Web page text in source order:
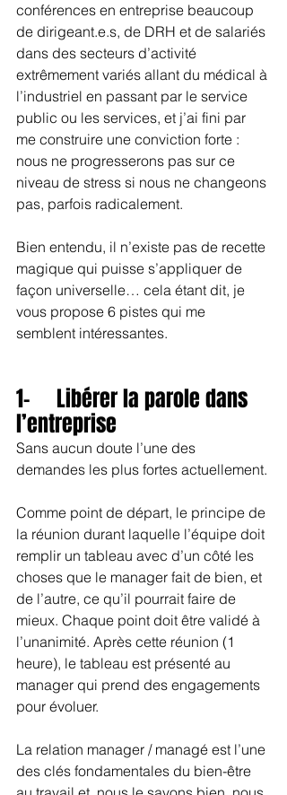
conférences en entreprise beaucoup
de dirigeant.e.s, de DRH et de salariés
dans des secteurs d’activité
extrêmement variés allant du médical à
l’industriel en passant par le service
public ou les services, et j’ai fini par
me construire une conviction forte :
nous ne progresserons pas sur ce
niveau de stress si nous ne changeons
pas, parfois radicalement.
Bien entendu, il n’existe pas de recette
magique qui puisse s’appliquer de
façon universelle… cela étant dit, je
vous propose 6 pistes qui me
semblent intéressantes.
1-     Libérer la parole dans
l’entreprise
Sans aucun doute l’une des
demandes les plus fortes actuellement.
Comme point de départ, le principe de
la réunion durant laquelle l’équipe doit
remplir un tableau avec d’un côté les
choses que le manager fait de bien, et
de l’autre, ce qu’il pourrait faire de
mieux. Chaque point doit être validé à
l’unanimité. Après cette réunion (1
heure), le tableau est présenté au
manager qui prend des engagements
pour évoluer.
La relation manager / managé est l’une
des clés fondamentales du bien-être